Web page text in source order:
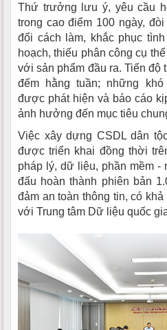
Thứ trưởng lưu ý, yêu cầu
trong cao điểm 100 ngày,
đổi cách làm, khắc phục
hoạch, thiếu phân công cụ
với sản phẩm đầu ra. Tiến
đếm hằng tuần; những
được phát hiện và báo cáo
ảnh hưởng đến mục tiêu
Việc xây dựng CSDL dân
được triển khai đồng thời
pháp lý, dữ liệu, phần mềm -
đấu hoàn thành phiên bản
đảm an toàn thông tin, có
với Trung tâm Dữ liệu quốc